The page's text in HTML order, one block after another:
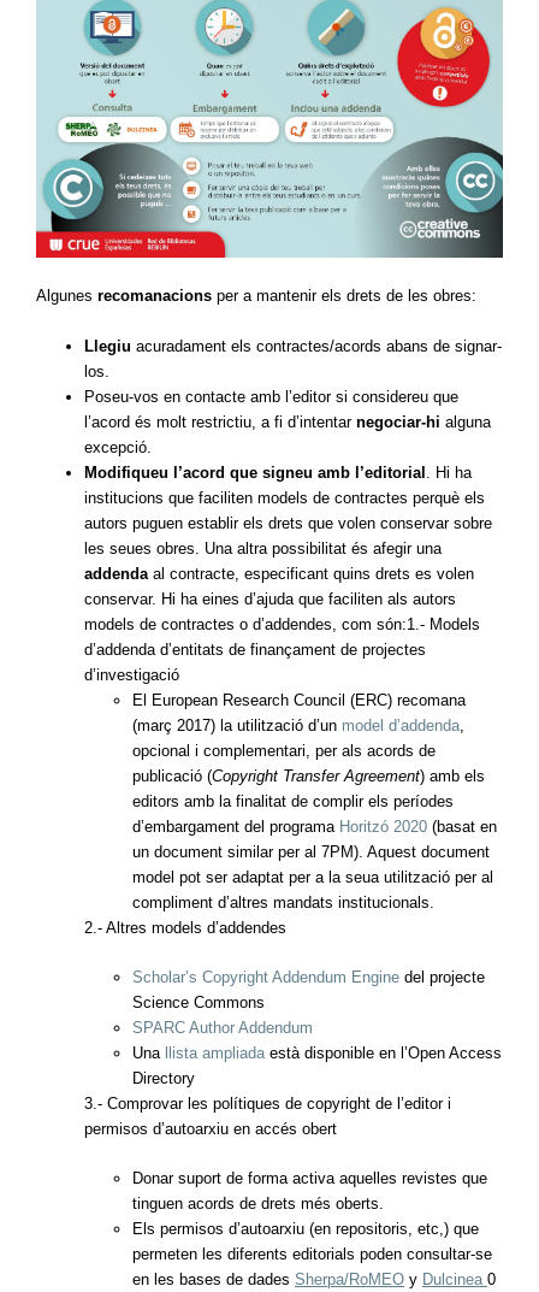
Algunes recomanacions per a mantenir els drets de les obres:
Llegiu acuradament els contractes/acords abans de signar-
los.
Poseu-vos en contacte amb l’editor si considereu que
l’acord és molt restrictiu, a fi d’intentar negociar-hi alguna
excepció.
Modifiqueu l’acord que signeu amb l’editorial . Hi ha
institucions que faciliten models de contractes perquè els
autors puguen establir els drets que volen conservar sobre
les seues obres. Una altra possibilitat és afegir una
addendaal contracte, especificant quins drets es volen
conservar. Hi ha eines d’ajuda que faciliten als autors
models de contractes o d’addendes, com són:1.- Models
d’addenda d’entitats de finançament de projectes
d’investigació
El European Research Council (ERC) recomana
(març 2017) la utilització d’un model d’addenda,
opcional i complementari, per als acords de
publicació (Copyright Transfer Agreement) amb els
editors amb la finalitat de complir els períodes
d’embargament del programa Horitzó 2020 (basat en
un document similar per al 7PM). Aquest document
model pot ser adaptat per a la seua utilització per al
compliment d’altres mandats institucionals.
2.- Altres models d’addendes
Scholar’s Copyright Addendum Engine del projecte
Science Commons
SPARC Author Addendum
Una
llista ampliadaestà disponible en l’Open Access
Directory
3.- Comprovar les polítiques de copyright de l’editor i
permisos d’autoarxiu en accés obert
Donar suport de forma activa aquelles revistes que
tinguen acords de drets més oberts.
Els permisos d’autoarxiu (en repositoris, etc,) que
permeten les diferents editorials poden consultar-se
en les bases de dades Sherpa/RoMEO y Dulcinea 0